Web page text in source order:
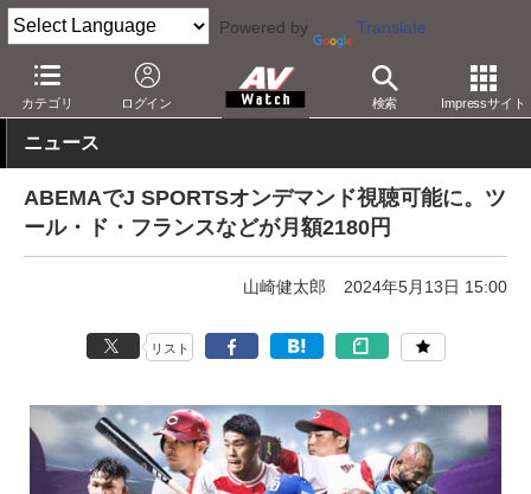
Powered by Translate
カテゴリ ログイン 検索 Impressサイト
AV Watch コンテンツ・サービス 映像配信 ABEMA
ニュース
ABEMAでJ SPORTSオンデマンド視聴可能に。ツ
ール・ド・フランスなどが月額2180円
山崎健太郎 2024年5月13日 15:00
リスト